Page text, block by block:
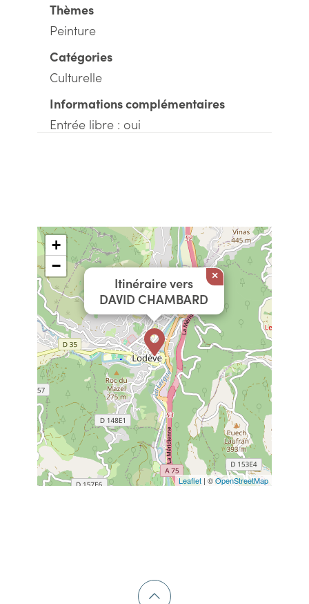
Thèmes
Peinture
Catégories
Culturelle
Informations complémentaires
Entrée libre : oui
Itinéraire vers
DAVID CHAMBARD
×
+
−
Leaflet | ©OpenStreetMap